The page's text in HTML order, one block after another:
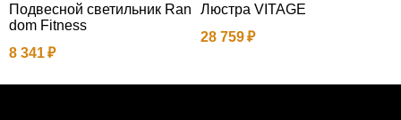
Подвесной светильник Ran
dom Fitness
8 341
Люстра VITAGE
28 759